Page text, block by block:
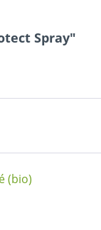
Spray"